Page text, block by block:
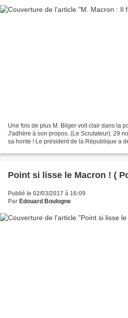
Une fois de plus M. Bilger voit clair dans la
J'adhère à son propos. (Le Scrutateur). 29
sa honte ! Le président de la République a
Point si lisse le Macron ! (
Publié le 02/03/2017 à 16:09
Par Edouard Boulogne